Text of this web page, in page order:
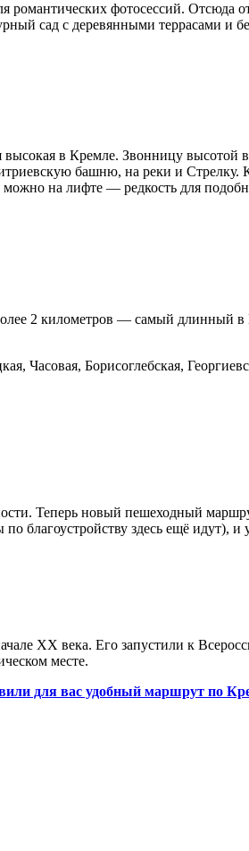
фотосессий. Отсюда
сад с деревянными террасами и
в Кремле. Звонницу высотой
башню, на реки и
на лифте — редкость для
2 километров — самый
Часовая, Борисоглебская,
Теперь новый пешеходный
благоустройству здесь ещё идут),
XX века. Его запустили к
месте.
для вас удобный маршрут по